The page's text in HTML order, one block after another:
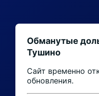
Обманутые
Тушино
Сайт временно
обновления.